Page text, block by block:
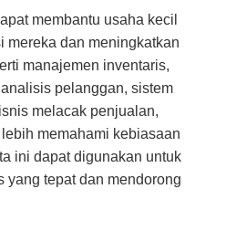
membantu usaha kecil
mereka dan meningkatkan
manajemen inventaris,
pelanggan, sistem
melacak penjualan,
memahami kebiasaan
ini dapat digunakan untuk
yang tepat dan mendorong